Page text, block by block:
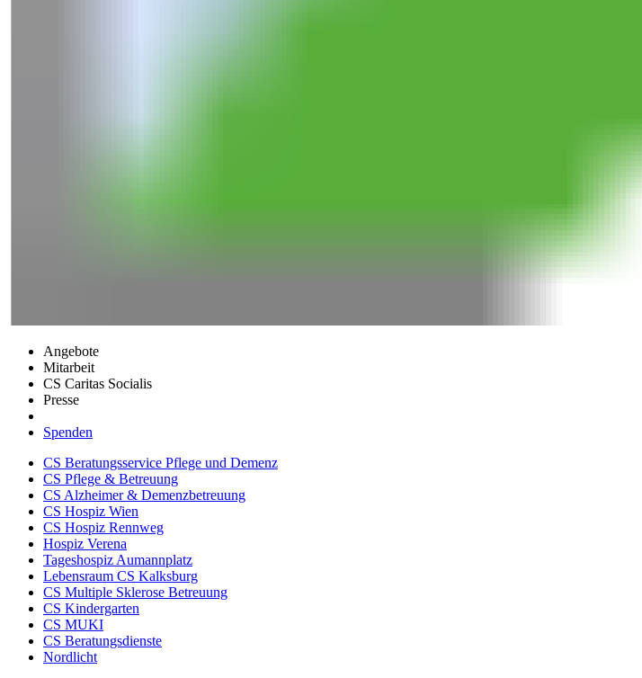
Angebote
Mitarbeit
CS Caritas Socialis
Presse
Spenden
CS Beratungsservice Pflege und Demenz
CS Pflege & Betreuung
CS Alzheimer & Demenzbetreuung
CS Hospiz Wien
CS Hospiz Rennweg
Hospiz Verena
Tageshospiz Aumannplatz
Lebensraum CS Kalksburg
CS Multiple Sklerose Betreuung
CS Kindergarten
CS MUKI
CS Beratungsdienste
Nordlicht